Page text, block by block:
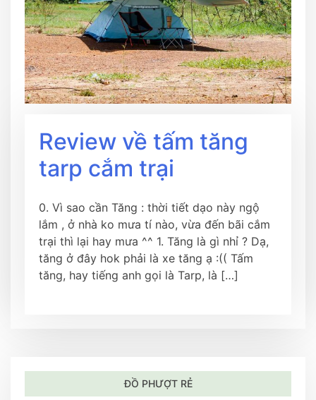
Review về tấm tăng
tarp cắm trại
0. Vì sao cần Tăng : thời tiết dạo này ngộ
lắm , ở nhà ko mưa tí nào, vừa đến bãi cắm
trại thì lại hay mưa ^^ 1. Tăng là gì nhỉ ? Dạ,
tăng ở đây hok phải là xe tăng ạ :(( Tấm
tăng, hay tiếng anh gọi là Tarp, là […]
ĐỒ PHƯỢT RẺ